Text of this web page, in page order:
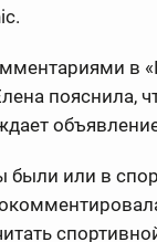
в
пояснила,
были или в